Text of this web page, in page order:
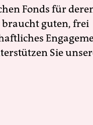
Fonds für
braucht guten, frei
Sie